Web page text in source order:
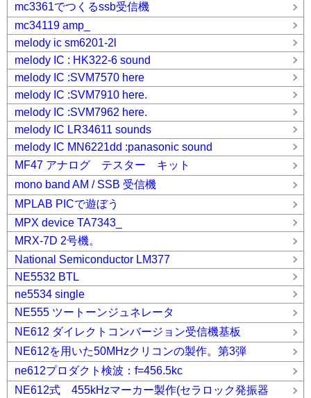
mc3361でつくるssb受信機
mc34119 amp_
melody ic sm6201-2l
melody IC : HK322-6 sound
melody IC :SVM7570 here
melody IC :SVM7910 here.
melody IC :SVM7962 here.
melody IC LR34611 sounds
melody IC MN6221dd :panasonic sound
MF47 アナログ テスター キット
mono band AM / SSB 受信機
MPLAB PICで遊ぼう
MPX device TA7343_
MRX-7D 2号機。
National Semiconductor LM377
NE5532 BTL
ne5534 single
NE555 ツートーンジュネレータ
NE612 ダイレクトコンバージョン受信機基板
NE612を用いた50MHzクリコンの製作。第3弾
ne612プロダクト検波：f=456.5kc
NE612式 455kHzマーカー製作(セラロック発振器